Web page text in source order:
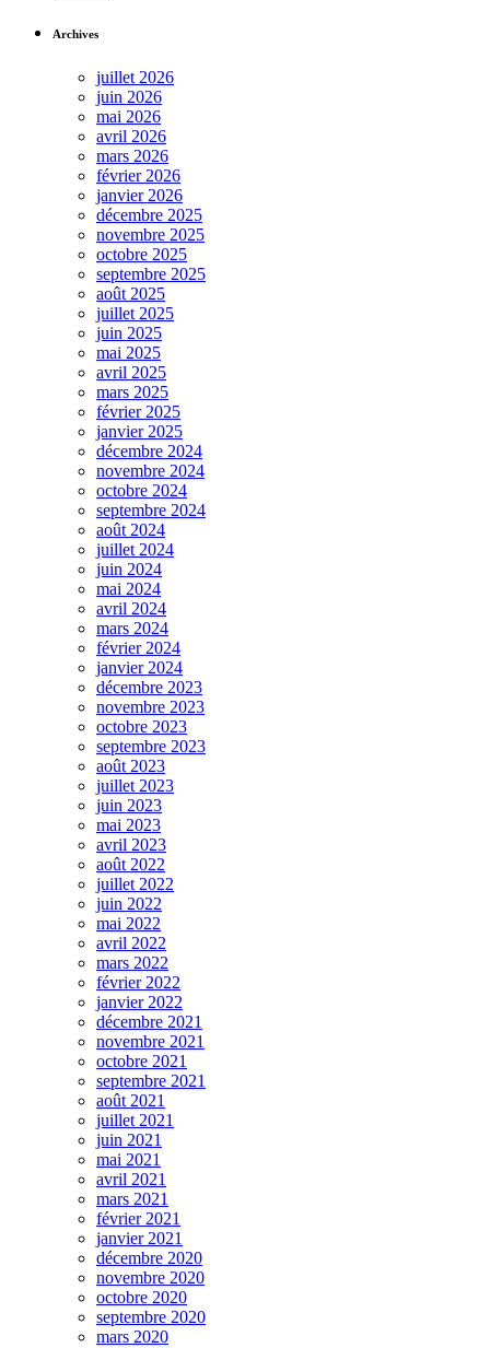
Archives
juillet 2026
juin 2026
mai 2026
avril 2026
mars 2026
février 2026
janvier 2026
décembre 2025
novembre 2025
octobre 2025
septembre 2025
août 2025
juillet 2025
juin 2025
mai 2025
avril 2025
mars 2025
février 2025
janvier 2025
décembre 2024
novembre 2024
octobre 2024
septembre 2024
août 2024
juillet 2024
juin 2024
mai 2024
avril 2024
mars 2024
février 2024
janvier 2024
décembre 2023
novembre 2023
octobre 2023
septembre 2023
août 2023
juillet 2023
juin 2023
mai 2023
avril 2023
août 2022
juillet 2022
juin 2022
mai 2022
avril 2022
mars 2022
février 2022
janvier 2022
décembre 2021
novembre 2021
octobre 2021
septembre 2021
août 2021
juillet 2021
juin 2021
mai 2021
avril 2021
mars 2021
février 2021
janvier 2021
décembre 2020
novembre 2020
octobre 2020
septembre 2020
mars 2020